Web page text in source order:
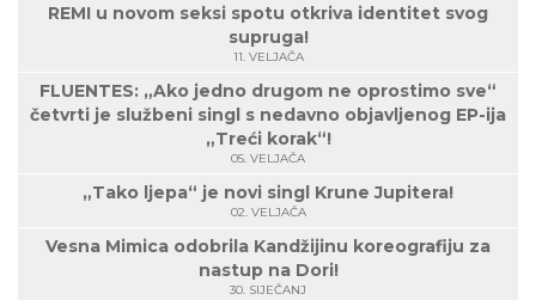
REMI u novom seksi spotu otkriva identitet svog
supruga!
11. VELJAČA
FLUENTES: „Ako jedno drugom ne oprostimo sve“
četvrti je službeni singl s nedavno objavljenog EP-ija
„Treći korak“!
05. VELJAČA
„Tako ljepa“ je novi singl Krune Jupitera!
02. VELJAČA
Vesna Mimica odobrila Kandžijinu koreografiju za
nastup na Dori!
30. SIJEČANJ